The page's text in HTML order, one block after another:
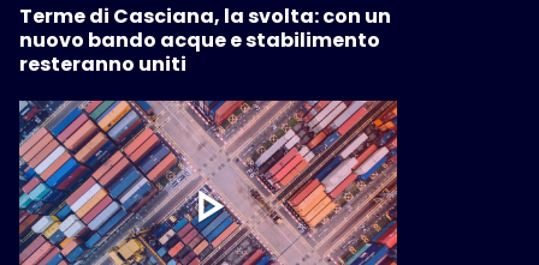
Terme di Casciana, la svolta: con un
nuovo bando acque e stabilimento
resteranno uniti